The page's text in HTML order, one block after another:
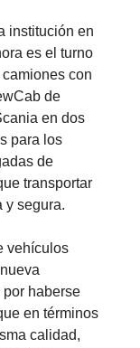
institución en
es el turno
con
de
en dos
para los
de
transportar
y segura.
vehículos
haberse
en términos
calidad,